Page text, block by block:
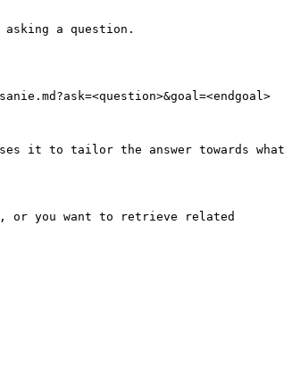
a question.
it to tailor the answer towards what
or you want to retrieve related